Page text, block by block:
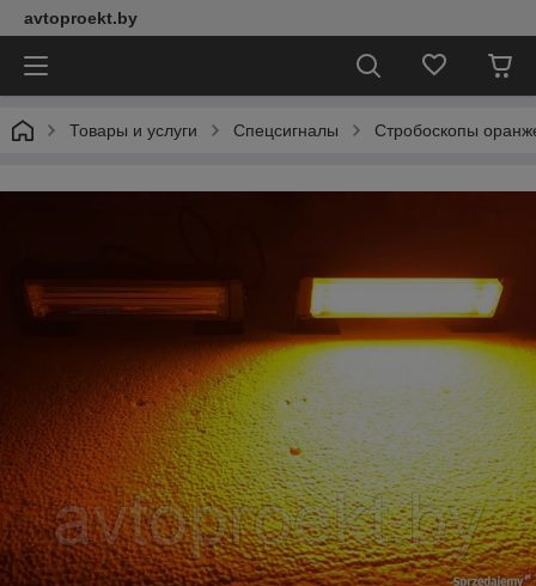
avtoproekt.by
Товары и услуги Спецсигналы Стробоскопы